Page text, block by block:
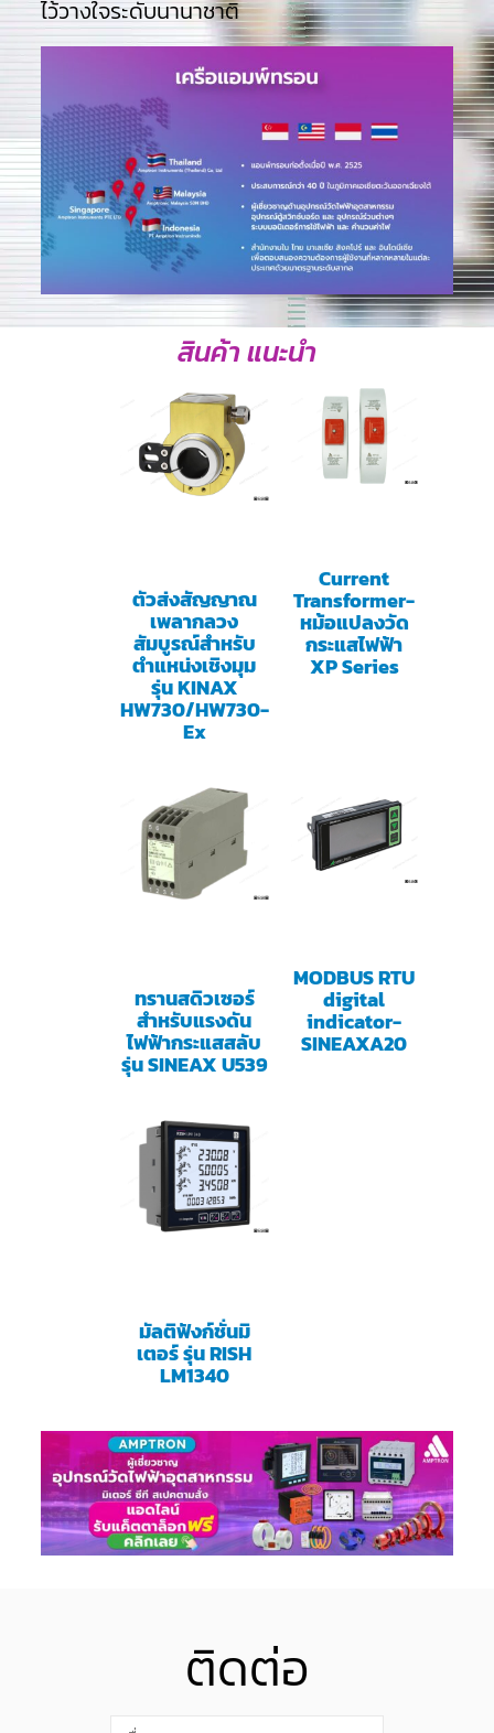
ไว้วางใจระดับนานาชาติ
สินค้า แนะนำ
ตัวส่งสัญญาณ
เพลากลวง
สัมบูรณ์สำหรับ
ตำแหน่งเชิงมุม
รุ่น KINAX
HW730/HW730-
Ex
Current
Transformer-
หม้อแปลงวัด
กระแสไฟฟ้า
XP Series
ทรานสดิวเซอร์
สำหรับแรงดัน
ไฟฟ้ากระแสสลับ
รุ่น SINEAX U539
MODBUS RTU
digital
indicator-
SINEAXA20
มัลติฟังก์ชั่นมิ
เตอร์ รุ่น RISH
LM1340
ติดต่อ